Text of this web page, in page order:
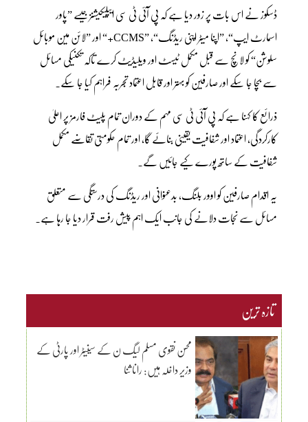
ڈسکوز نے اس بات پر زور دیا ہے کہ پی آئی ٹی سی ایپلیکیشنز جیسے ”پاور
اسمارٹ ایپ“، ”اپنا میٹر اپنی ریڈنگ“، ”CCMS+“ اور ”لائن مین موبائل
سلوشن“ کو لانچ سے قبل مکمل ٹیسٹ اور ویلیڈیٹ کرے تاکہ تکنیکی مسائل
سے بچا جا سکے اور صارفین کو بہتر اور قابل اعتماد تجربہ فراہم کیا جا سکے۔
ذرائع کا کہنا ہے کہ پی آئی ٹی سی مہم کے دوران تمام پلیٹ فارمز پر اعلیٰ
کارکردگی، اعتماد اور شفافیت یقینی بنائے گا، اور تمام حکومتی تقاضے مکمل
شفافیت کے ساتھ پورے کیے جائیں گے۔
یہ اقدام صارفین کو اوور بلنگ، بدعنوانی اور ریڈنگ کی درستگی سے متعلق
مسائل سے نجات دلانے کی جانب ایک اہم پیش رفت قرار دیا جا رہا ہے۔
تازہ ترین
محسن نقوی مسلم لیگ ن کے سینیٹر اور پارٹی کے
وزیر داخلہ ہیں: رانا ثنا